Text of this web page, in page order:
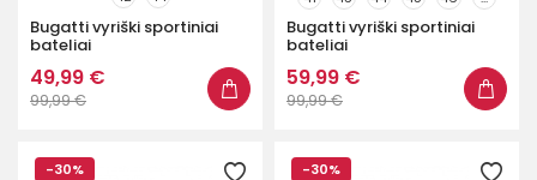
Bugatti vyriški sportiniai
bateliai
49,99 €
99,99 €
Bugatti vyriški sportiniai
bateliai
59,99 €
99,99 €
-30% -30%